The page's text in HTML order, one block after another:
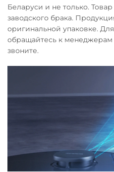
Беларуси и не только.
заводского брака.
оригинальной упаковке.
обращайтесь к менеджерам
звоните.